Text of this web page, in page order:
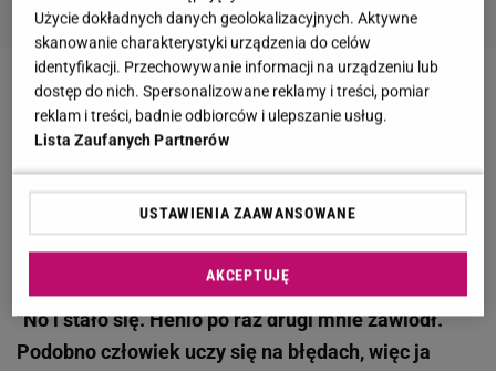
Zobacz wideoManowska ujawnia kulisy
"Sanatorium miłości" i zdradza, jak podróżuje. Tyle
"Sanatorium miłości". Emilia wbija szpilę
Henrykowi. "Niech zostanie lekcją na przyszłość"
"No i stało się. Henio po raz drugi mnie zawiódł.
Podobno człowiek uczy się na błędach, więc ja
Użycie dokładnych danych geolokalizacyjnych. Aktywne
skanowanie charakterystyki urządzenia do celów
identyfikacji. Przechowywanie informacji na urządzeniu lub
dostęp do nich. Spersonalizowane reklamy i treści, pomiar
reklam i treści, badnie odbiorców i ulepszanie usług.
Lista Zaufanych Partnerów
USTAWIENIA ZAAWANSOWANE
AKCEPTUJĘ